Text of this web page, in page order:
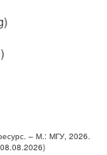
– М.: МГУ, 2026.